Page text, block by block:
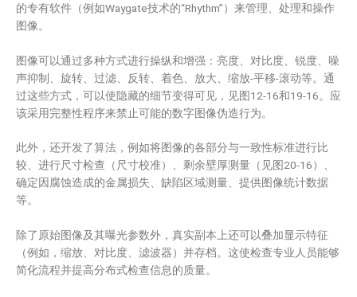
的专有软件（例如Waygate技术的“Rhythm”）来管理、处理和操作
图像。
图像可以通过多种方式进行操纵和增强：亮度、对比度、锐度、噪
声抑制、旋转、过滤、反转、着色、放大、缩放-平移-滚动等。通
过这些方式，可以使隐藏的细节变得可见，见图12-16和19-16。应
该采用完整性程序来禁止可能的数字图像伪造行为。
此外，还开发了算法，例如将图像的各部分与一致性标准进行比
较、进行尺寸检查（尺寸校准）、剩余壁厚测量（见图20-16）、
确定因腐蚀造成的金属损失、缺陷区域测量、提供图像统计数据
等。
除了原始图像及其曝光参数外，真实副本上还可以叠加显示特征
（例如，缩放、对比度、滤波器）并存档。这使检查专业人员能够
简化流程并提高分布式检查信息的质量。